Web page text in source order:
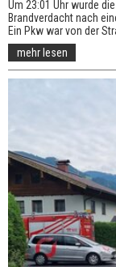
Um 23:01 Uhr wurde
Brandverdacht nach
Ein Pkw war von der
mehr lesen